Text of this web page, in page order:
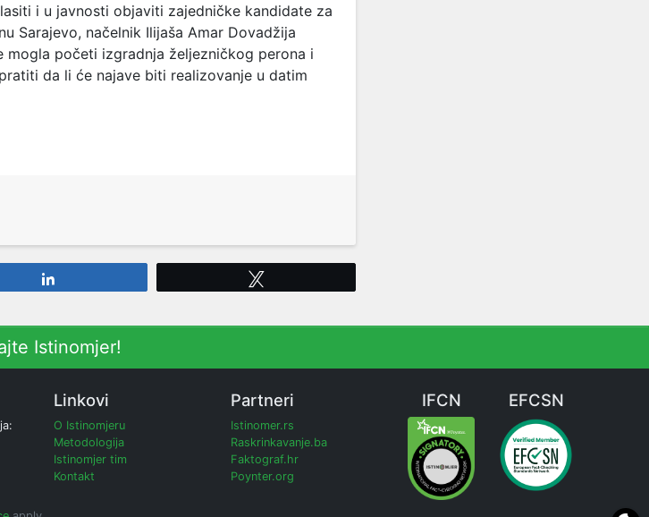
i u javnosti objaviti zajedničke kandidate za
Sarajevo, načelnik Ilijaša Amar Dovadžija
početi izgradnja željezničkog perona i
da li će najave biti realizovanje u datim
Istinomjer!
Linkovi
O Istinomjeru
Metodologija
Istinomjer tim
Kontakt
Partneri
Istinomer.rs
Raskrinkavanje.ba
Faktograf.hr
Poynter.org
IFCN EFCSN